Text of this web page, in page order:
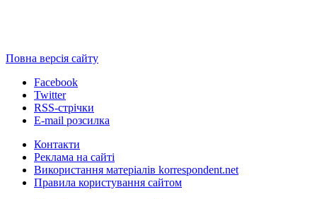
Повна версія сайту
Facebook
Twitter
RSS-стрічки
E-mail розсилка
Контакти
Реклама на сайті
Використання матеріалів korrespondent.net
Правила користування сайтом